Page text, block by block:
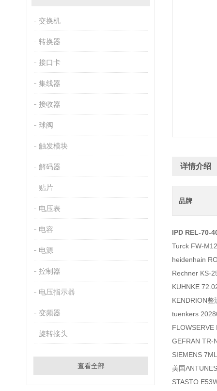
交换机
转换器
接口卡
集线器
接收器
球阀
触发模块
解码器
贴片
电压表
电容
电源
控制器
电压指示器
变频器
旋转接头
查看全部
详情介绍
品牌
IPD REL-70-
Turck FW-
heidenhain
Rechner KS-
KUHNKE
KENDRION
tuenkers
GEFRAN TR-
SIEMENS
美国
STASTO